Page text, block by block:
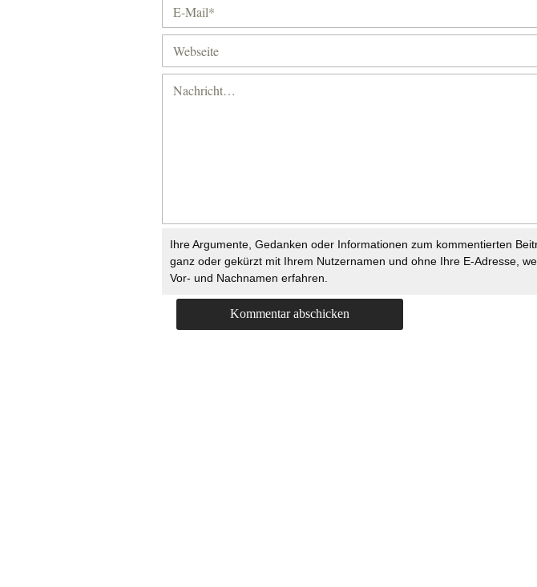
Ihre Argumente, Gedanken oder Informationen zum kommentierten
ganz oder gekürzt mit Ihrem Nutzernamen und ohne Ihre E-Adresse,
Vor- und Nachnamen erfahren.